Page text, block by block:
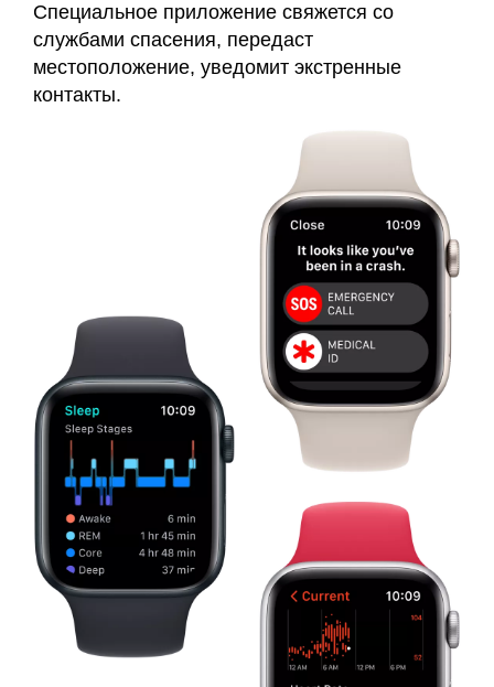
Специальное приложение свяжется со
службами спасения, передаст
местоположение, уведомит экстренные
контакты.